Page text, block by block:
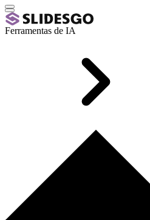
Ferramentas de IA